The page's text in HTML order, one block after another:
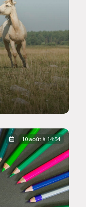
10 août à 14:54